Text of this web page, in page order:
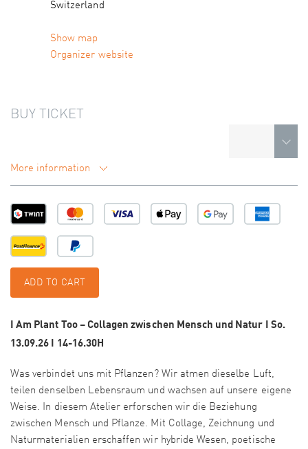
Switzerland
Show map
Organizer website
BUY TICKET
More information
ADD TO CART
I Am Plant Too – Collagen zwischen Mensch und Natur I So.
13.09.26 I 14-16.30H
Was verbindet uns mit Pflanzen? Wir atmen dieselbe Luft,
teilen denselben Lebensraum und wachsen auf unsere eigene
Weise. In diesem Atelier erforschen wir die Beziehung
zwischen Mensch und Pflanze. Mit Collage, Zeichnung und
Naturmaterialien erschaffen wir hybride Wesen, poetische